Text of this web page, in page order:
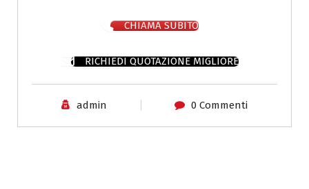
CHIAMA SUBITO
RICHIEDI QUOTAZIONE MIGLIORE
admin 0 Commenti